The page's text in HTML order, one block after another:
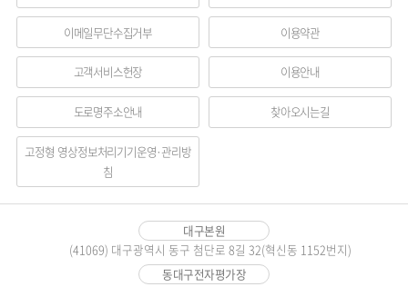
단
메
뉴
이메일무단수집거부 이용약관
고객서비스헌장 이용안내
도로명주소안내 찾아오시는길
고정형 영상정보처리기기운영·관리방
침
대구본원
(41069) 대구광역시 동구 첨단로 8길 32(혁신동 1152번지)
동대구전자평가장